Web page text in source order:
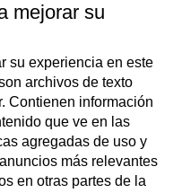
mejorar su
su experiencia en este
archivos de texto
Contienen información
que ve en las
agregadas de uso y
más relevantes
en otras partes de la